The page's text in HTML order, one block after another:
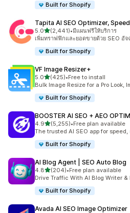
Built for Shopify
Tapita AI SEO Optimizer, Speed
5.0เต็ม 5 ดาว
(2,441)
ทั้งหมด 2441 รีวิว
•มีแผนฟรีให้บริการ
เพิ่มทราฟฟิกและยอดขายด้วย SEO อัจ
Built for Shopify
VF Image Resizer+
5.0เต็ม 5 ดาว
(425)
ทั้งหมด 425 รีวิว
•Free to install
Bulk Image Resize for a Pro Look,
Built for Shopify
BOOSTER AI SEO + AEO
4.9เต็ม 5 ดาว
(5,255)
ทั้งหมด 5255 รีวิว
•Free plan available
The trusted AI SEO app for
Built for Shopify
AI Blog Agent | SEO Auto Blog
4.8เต็ม 5 ดาว
(204)
ทั้งหมด 204 รีวิว
•Free plan available
Drive Traffic With AI Blog Writer &
Built for Shopify
Avada AI SEO Image Optimizer